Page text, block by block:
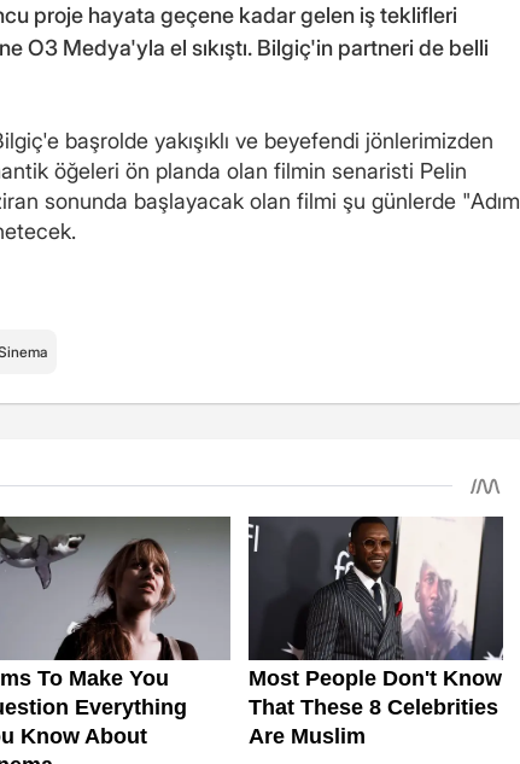
proje hayata geçene kadar gelen iş teklifleri
O3 Medya'yla el sıkıştı. Bilgiç'in partneri de belli
başrolde yakışıklı ve beyefendi jönlerimizden
öğeleri ön planda olan filmin senaristi Pelin
sonunda başlayacak olan filmi şu günlerde "Adım